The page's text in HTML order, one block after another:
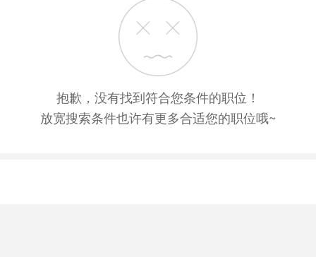
抱歉，没有找到符合您条件的职位！
放宽搜索条件也许有更多合适您的职位哦~